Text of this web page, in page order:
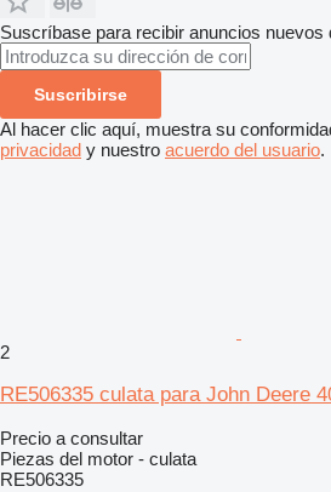
Suscríbase para recibir anuncios nuevos
Suscribirse
Al hacer clic aquí, muestra su
privacidad y nuestro acuerdo del usuario.
2
RE506335 culata para John Deere
Precio a consultar
Piezas del motor - culata
RE506335